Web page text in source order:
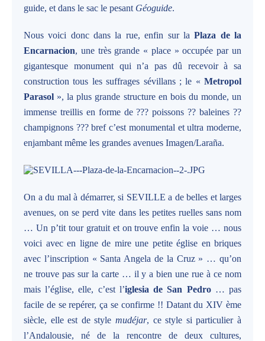
guide, et dans le sac le pesant Géoguide.
Nous voici donc dans la rue, enfin sur laPlaza de la
Encarnacion, une très grande « place » occupée par un
gigantesque monument qui n’a pas dû recevoir à sa
construction tous les suffrages sévillans ; le « Metropol
Parasol », la plus grande structure en bois du monde, un
immense treillis en forme de ??? poissons ?? baleines ??
champignons ??? bref c’est monumental et ultra moderne,
enjambant même les grandes avenues Imagen/Laraña.
On a du mal à démarrer, si SEVILLE a de belles et larges
avenues, on se perd vite dans les petites ruelles sans nom
… Un p’tit tour gratuit et on trouve enfin la voie … nous
voici avec en ligne de mire une petite église en briques
avec l’inscription « Santa Angela de la Cruz » … qu’on
ne trouve pas sur la carte … il y a bien une rue à ce nom
mais l’église, elle, c’est l’iglesia de San Pedro… pas
facile de se repérer, ça se confirme !! Datant du XIV ème
siècle, elle est de style mudéjar, ce style si particulier à
l’Andalousie, né de la rencontre de deux cultures,